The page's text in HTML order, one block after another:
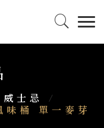
威士忌
/
桶 單一麥芽